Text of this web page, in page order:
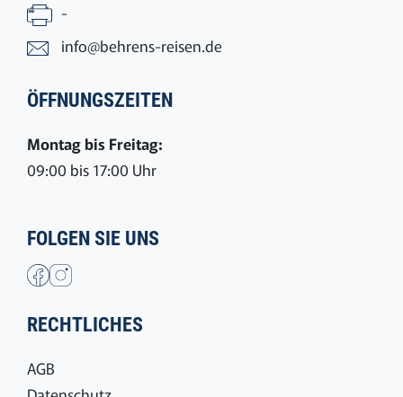
-
info@behrens-reisen.de
ÖFFNUNGSZEITEN
Montag bis Freitag:
09:00 bis 17:00 Uhr
FOLGEN SIE UNS
RECHTLICHES
AGB